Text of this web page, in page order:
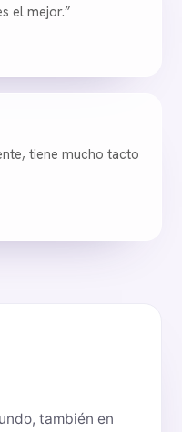
el mejor.”
tiene mucho tacto
también en